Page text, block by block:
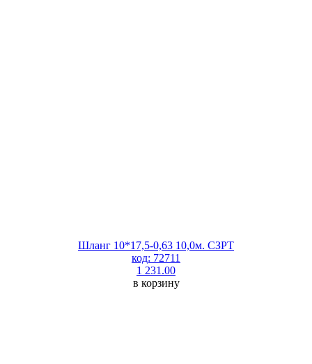
Шланг 10*17,5-0,63 10,0м. СЗРТ
код: 72711
1 231.00
в корзину